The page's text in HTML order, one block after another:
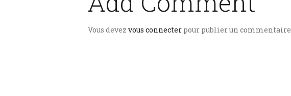
Vous devez vous connecter pour publier un commentaire.